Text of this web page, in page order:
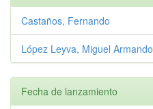
Castaños, Fernando
López Leyva, Miguel Armando
Fecha de lanzamiento